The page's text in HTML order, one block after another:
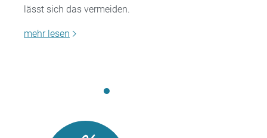
lässt sich das vermeiden.
mehr lesen